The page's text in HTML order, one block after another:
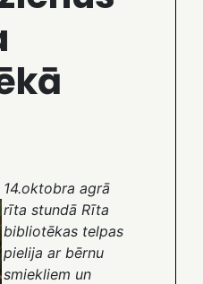
14.oktobra agrā
rīta stundā Rīta
bibliotēkas telpas
pielija ar bērnu
smiekliem un